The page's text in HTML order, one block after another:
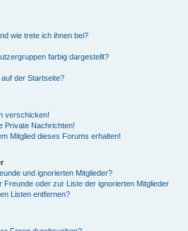
wie trete ich ihnen bei?
farbig dargestellt?
der Startseite?
verschicken!
Private Nachrichten!
Mitglied dieses Forums erhalten!
und ignorierten Mitglieder?
Freunde oder zur Liste der ignorierten Mitglieder
Listen entfernen?